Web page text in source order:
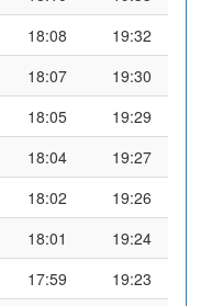
18:08
19:32
18:07
19:30
18:05
19:29
18:04
19:27
18:02
19:26
18:01
19:24
17:59
19:23